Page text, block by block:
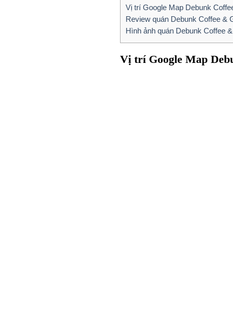
Vị trí Google Map Debunk
Review quán Debunk Coffee &
Hình ảnh quán Debunk Coffee &
Vị trí Google Map